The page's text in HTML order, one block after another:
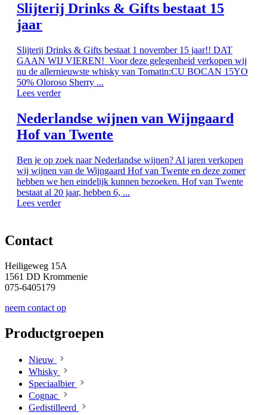
Slijterij Drinks & Gifts bestaat 15
jaar
Slijterij Drinks & Gifts bestaat 1 november 15 jaar!! DAT
GAAN WIJ VIEREN! Voor deze gelegenheid verkopen wij
nu de allernieuwste whisky van Tomatin:CU BOCAN 15YO
50% Oloroso Sherry ...
Lees verder
Nederlandse wijnen van Wijngaard
Hof van Twente
Ben je op zoek naar Nederlandse wijnen? Al jaren verkopen
wij wijnen van de Wijngaard Hof van Twente en deze zomer
hebben we hen eindelijk kunnen bezoeken. Hof van Twente
bestaat al 20 jaar, hebben 6, ...
Lees verder
Contact
Heiligeweg 15A
1561 DD Krommenie
075-6405179
neem contact op
Productgroepen
Nieuw
Whisky
Speciaalbier
Cognac
Gedistilleerd